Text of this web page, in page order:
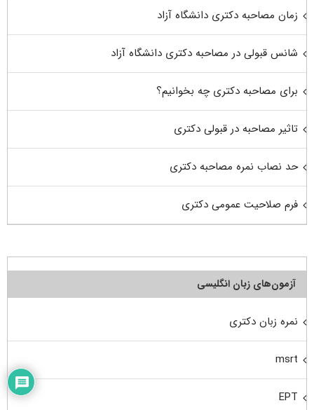
زمان مصاحبه دکتری دانشگاه آزاد
شانس قبولی در مصاحبه دکتری دانشگاه آزاد
برای مصاحبه دکتری چه بخوانیم؟
تاثیر مصاحبه در قبولی دکتری
حد نصاب نمره مصاحبه دکتری
فرم صلاحیت عمومی دکتری
آزمون‌های زبان انگلیسی
نمره زبان دکتری
msrt
EPT